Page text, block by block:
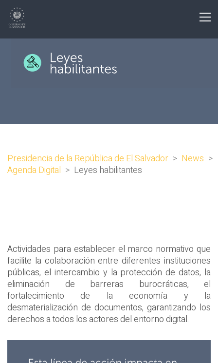
Presidencia de la República de El Salvador > News >
Agenda Digital > Leyes habilitantes
Actividades para establecer el marco normativo que
facilite la colaboración entre diferentes instituciones
públicas, el intercambio y la protección de datos, la
eliminación de barreras burocráticas, el
fortalecimiento de la economía y la
desmaterialización de documentos, garantizando los
derechos a todos los actores del entorno digital.